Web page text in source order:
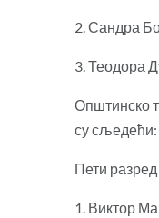
2. Сандра
3. Теодора
Општинско
су сљедећи:
Пети разред
1. Виктор